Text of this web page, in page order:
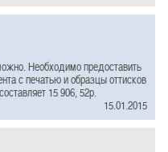
Необходимо предоставить
с печатью и образцы оттисков
15 906, 52р.
15.01.2015